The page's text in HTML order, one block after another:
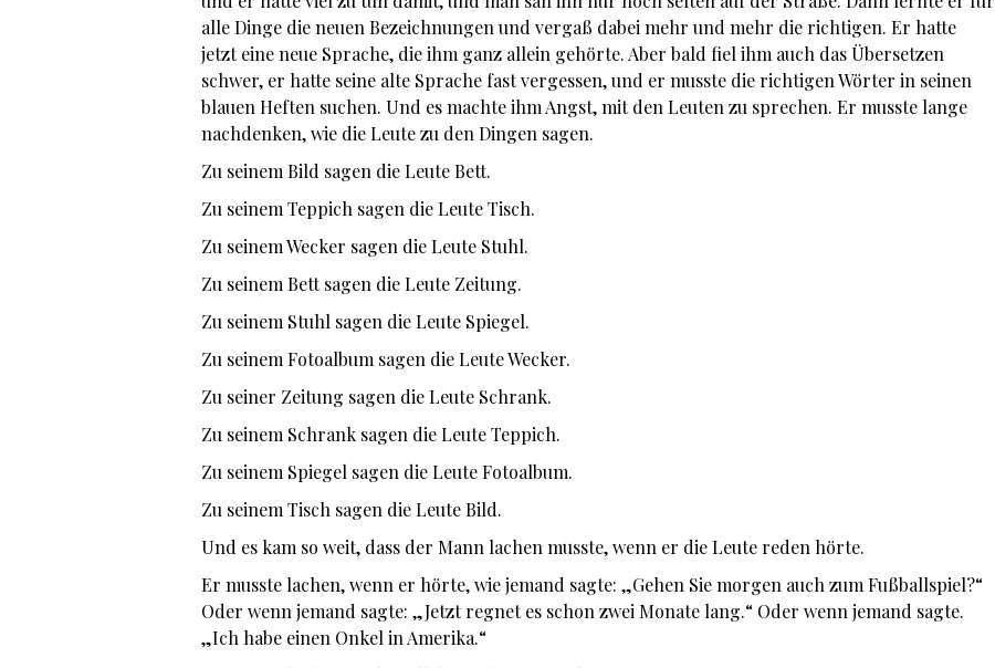
alle Dinge die neuen Bezeichnungen und vergaß dabei mehr und mehr die richtigen. Er hatte
jetzt eine neue Sprache, die ihm ganz allein gehörte. Aber bald fiel ihm auch das Übersetzen
schwer, er hatte seine alte Sprache fast vergessen, und er musste die richtigen Wörter in seinen
blauen Heften suchen. Und es machte ihm Angst, mit den Leuten zu sprechen. Er musste lange
nachdenken, wie die Leute zu den Dingen sagen.
Zu seinem Bild sagen die Leute Bett.
Zu seinem Teppich sagen die Leute Tisch.
Zu seinem Wecker sagen die Leute Stuhl.
Zu seinem Bett sagen die Leute Zeitung.
Zu seinem Stuhl sagen die Leute Spiegel.
Zu seinem Fotoalbum sagen die Leute Wecker.
Zu seiner Zeitung sagen die Leute Schrank.
Zu seinem Schrank sagen die Leute Teppich.
Zu seinem Spiegel sagen die Leute Fotoalbum.
Zu seinem Tisch sagen die Leute Bild.
Und es kam so weit, dass der Mann lachen musste, wenn er die Leute reden hörte.
Er musste lachen, wenn er hörte, wie jemand sagte: „Gehen Sie morgen auch zum Fußballspiel?“
Oder wenn jemand sagte: „Jetzt regnet es schon zwei Monate lang.“ Oder wenn jemand sagte.
„Ich habe einen Onkel in Amerika.“